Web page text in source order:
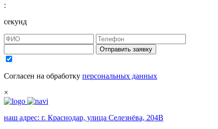
:
секунд
Отправить заявку
Согласен на обработку персональных данных
×
наш адрес: г. Краснодар, улица Селезнёва, 204В